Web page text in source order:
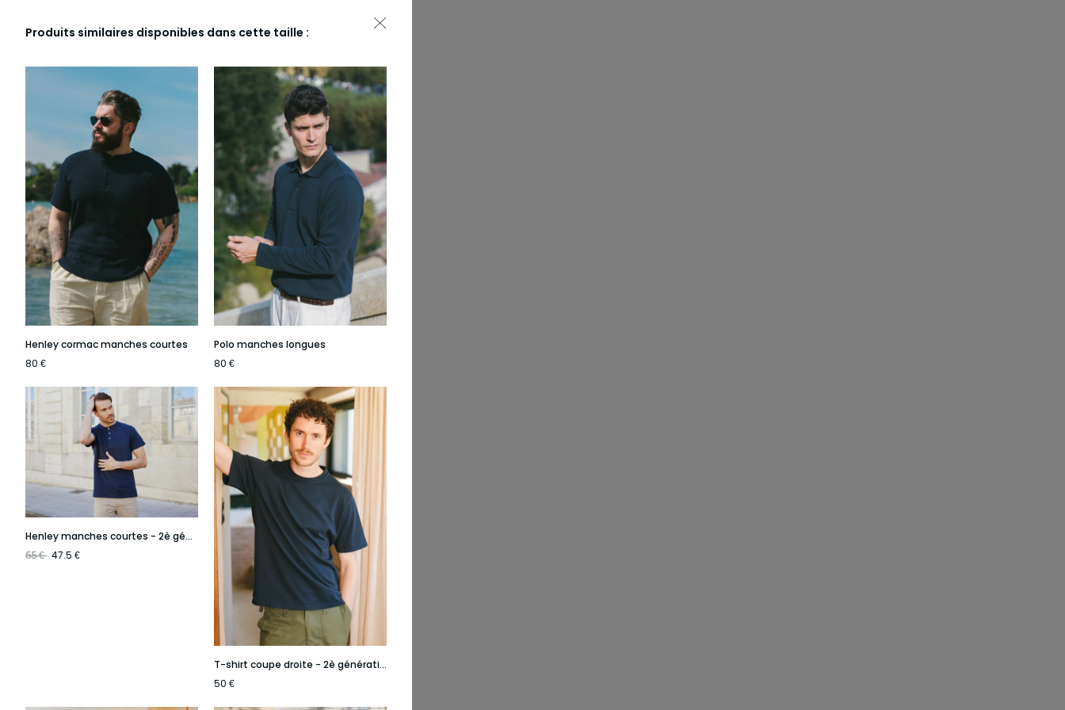
Produits similaires disponibles dans cette taille :
Henley cormac manches courtes
80 €
Polo manches longues
80 €
Henley manches courtes - 2è génération
55 € 47.5 €
T-shirt coupe droite - 2è génération
50 €